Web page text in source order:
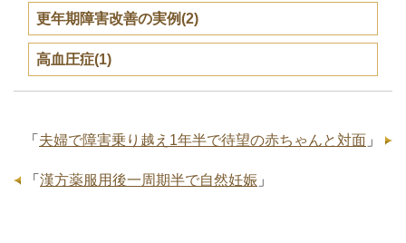
更年期障害改善の実例(2)
高血圧症(1)
「 夫婦で障害乗り越え1年半で待望の赤ちゃんと対面 」
「 漢方薬服用後一周期半で自然妊娠 」